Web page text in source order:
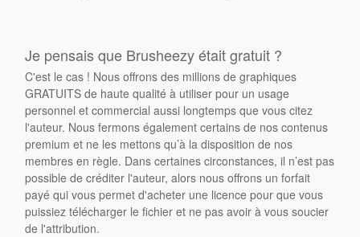
Je pensais que Brusheezy était gratuit ?
C'est le cas ! Nous offrons des millions de graphiques
GRATUITS de haute qualité à utiliser pour un usage
personnel et commercial aussi longtemps que vous citez
l'auteur. Nous fermons également certains de nos contenus
premium et ne les mettons qu’à la disposition de nos
membres en règle. Dans certaines circonstances, il n’est pas
possible de créditer l'auteur, alors nous offrons un forfait
payé qui vous permet d'acheter une licence pour que vous
puissiez télécharger le fichier et ne pas avoir à vous soucier
de l'attribution.